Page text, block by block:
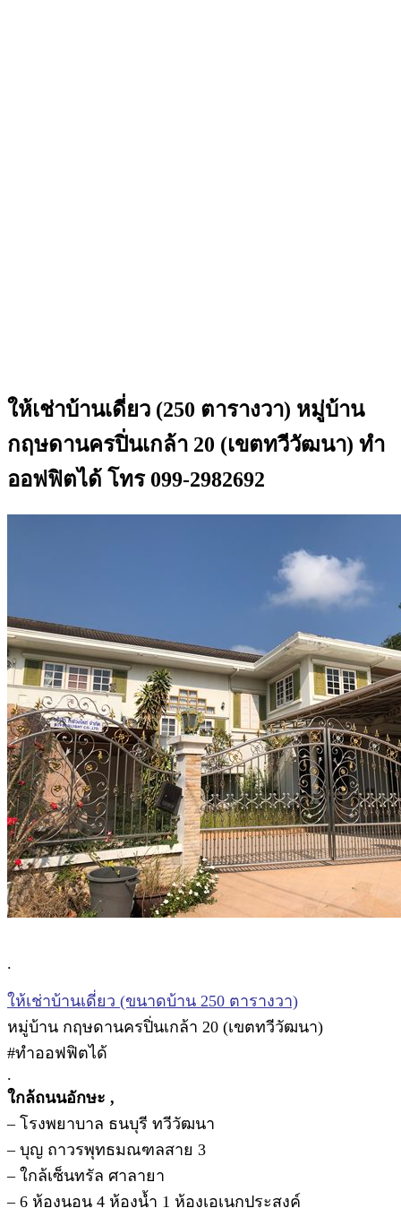
ให้เช่าบ้านเดี่ยว (250 ตารางวา) หมู่บ้าน
กฤษดานครปิ่นเกล้า 20 (เขตทวีวัฒนา) ทำ
ออฟฟิตได้ โทร 099-2982692
.
ให้เช่าบ้านเดี่ยว (ขนาดบ้าน 250 ตารางวา)
หมู่บ้าน กฤษดานครปิ่นเกล้า 20 (เขตทวีวัฒนา)
#ทำออฟฟิตได้
.
ใกล้ถนนอักษะ ,
– โรงพยาบาล ธนบุรี ทวีวัฒนา
– บุญ ถาวรพุทธมณฑลสาย 3
– ใกล้เซ็นทรัล ศาลายา
– 6 ห้องนอน 4 ห้องน้ำ 1 ห้องเอเนกประสงค์